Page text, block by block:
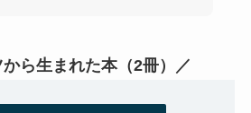
ら生まれた本（2冊）／